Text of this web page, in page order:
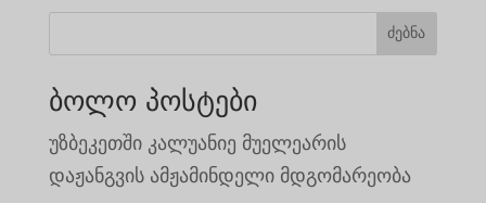
$1,890.00.
ძებნა
ბოლო პოსტები
უზბეკეთში კალუანიე მუელეარის
დაჟანგვის ამჟამინდელი მდგომარეობა